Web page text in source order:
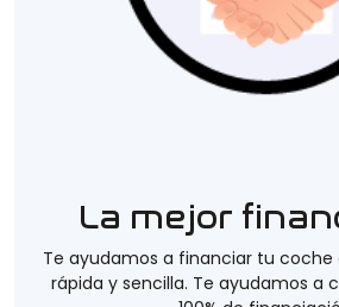
La mejor
Te ayudamos a financiar tu coche
rápida y sencilla. Te ayudamos a